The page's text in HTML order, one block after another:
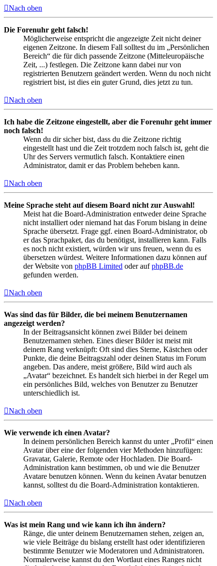
Nach oben
Die Forenuhr geht falsch!
Möglicherweise entspricht die angezeigte Zeit nicht deiner
eigenen Zeitzone. In diesem Fall solltest du im „Persönlichen
Bereich“ die für dich passende Zeitzone (Mitteleuropäische
Zeit, ...) festlegen. Die Zeitzone kann dabei nur von
registrierten Benutzern geändert werden. Wenn du noch nicht
registriert bist, ist dies ein guter Grund, dies jetzt zu tun.
Nach oben
Ich habe die Zeitzone eingestellt, aber die Forenuhr geht immer
noch falsch!
Wenn du dir sicher bist, dass du die Zeitzone richtig
eingestellt hast und die Zeit trotzdem noch falsch ist, geht die
Uhr des Servers vermutlich falsch. Kontaktiere einen
Administrator, damit er das Problem beheben kann.
Nach oben
Meine Sprache steht auf diesem Board nicht zur Auswahl!
Meist hat die Board-Administration entweder deine Sprache
nicht installiert oder niemand hat das Forum bislang in deine
Sprache übersetzt. Frage ggf. einen Board-Administrator, ob
er das Sprachpaket, das du benötigst, installieren kann. Falls
es noch nicht existiert, würden wir uns freuen, wenn du es
übersetzen würdest. Weitere Informationen dazu können auf
der Website von phpBB Limited oder aufphpBB.de
gefunden werden.
Nach oben
Was sind das für Bilder, die bei meinem Benutzernamen
angezeigt werden?
In der Beitragsansicht können zwei Bilder bei deinem
Benutzernamen stehen. Eines dieser Bilder ist meist mit
deinem Rang verknüpft: Oft sind dies Sterne, Kästchen oder
Punkte, die deine Beitragszahl oder deinen Status im Forum
angeben. Das andere, meist größere, Bild wird auch als
„Avatar“ bezeichnet. Es handelt sich hierbei in der Regel um
ein persönliches Bild, welches von Benutzer zu Benutzer
unterschiedlich ist.
Nach oben
Wie verwende ich einen Avatar?
In deinem persönlichen Bereich kannst du unter „Profil“ einen
Avatar über eine der folgenden vier Methoden hinzufügen:
Gravatar, Galerie, Remote oder Hochladen. Die Board-
Administration kann bestimmen, ob und wie die Benutzer
Avatare benutzen können. Wenn du keinen Avatar benutzen
kannst, solltest du die Board-Administration kontaktieren.
Nach oben
Was ist mein Rang und wie kann ich ihn ändern?
Ränge, die unter deinem Benutzernamen stehen, zeigen an,
wie viele Beiträge du bislang erstellt hast oder identifizieren
bestimmte Benutzer wie Moderatoren und Administratoren.
Normalerweise kannst du den Wortlaut eines Ranges nicht